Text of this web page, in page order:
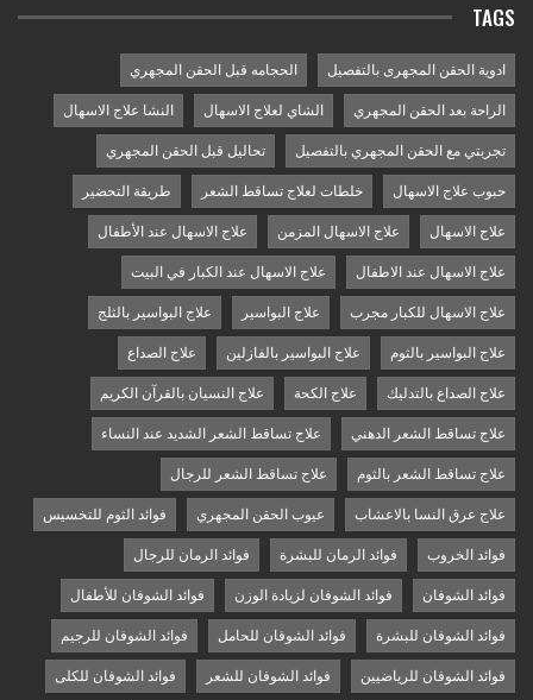
TAGS
ادوية الحقن المجهرى بالتفصيل الحجامه قبل الحقن المجهري
الراحة بعد الحقن المجهري الشاي لعلاج الاسهال النشا علاج الاسهال
تجربتي مع الحقن المجهري بالتفصيل تحاليل قبل الحقن المجهري
حبوب علاج الاسهال خلطات لعلاج تساقط الشعر طريقة التحضير
علاج الاسهال علاج الاسهال المزمن علاج الاسهال عند الأطفال
علاج الاسهال عند الاطفال علاج الاسهال عند الكبار في البيت
علاج الاسهال للكبار مجرب علاج البواسير علاج البواسير بالثلج
علاج البواسير بالثوم علاج البواسير بالفازلين علاج الصداع
علاج الصداع بالتدليك علاج الكحة علاج النسيان بالقرآن الكريم
علاج تساقط الشعر الدهني علاج تساقط الشعر الشديد عند النساء
علاج تساقط الشعر بالثوم علاج تساقط الشعر للرجال
علاج عرق النسا بالاعشاب عيوب الحقن المجهري فوائد الثوم للتخسيس
فوائد الخروب فوائد الرمان للبشرة فوائد الرمان للرجال
فوائد الشوفان فوائد الشوفان لزيادة الوزن فوائد الشوفان للأطفال
فوائد الشوفان للبشرة فوائد الشوفان للحامل فوائد الشوفان للرجيم
فوائد الشوفان للرياضيين فوائد الشوفان للشعر فوائد الشوفان للكلى